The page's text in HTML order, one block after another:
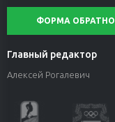
ФОРМА
Главный редактор
Алексей Рогалевич